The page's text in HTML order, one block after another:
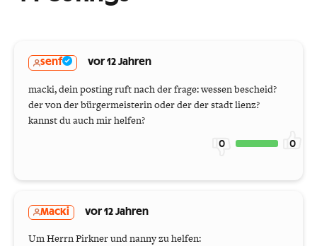
senf vor 12 Jahren
macki, dein posting ruft nach der frage: wessen bescheid?
der von der bürgermeisterin oder der der stadt lienz?
kannst du auch mir helfen?
0 0
Macki vor 12 Jahren
Um Herrn Pirkner und nanny zu helfen: